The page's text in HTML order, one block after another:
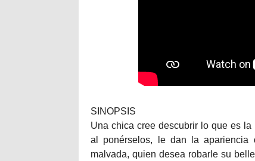
SINOPSIS
Una chica cree descubrir lo que es
al ponérselos, le dan la
malvada, quien desea robarle su